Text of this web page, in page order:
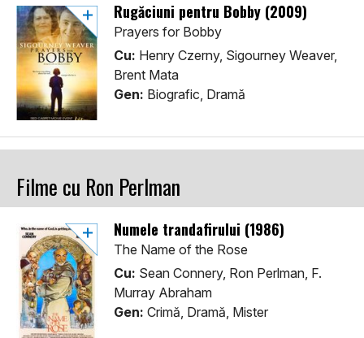
Rugăciuni pentru Bobby (2009)
Prayers for Bobby
Cu: Henry Czerny, Sigourney Weaver,
Brent Mata
Gen: Biografic, Dramă
Filme cu Ron Perlman
Numele trandafirului (1986)
The Name of the Rose
Cu: Sean Connery, Ron Perlman, F.
Murray Abraham
Gen: Crimă, Dramă, Mister